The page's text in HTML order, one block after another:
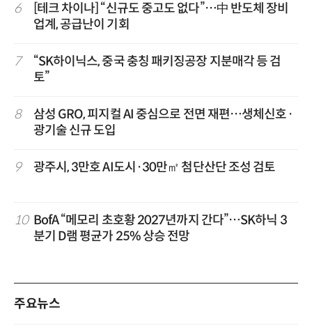
6
[테크 차이나] “신규도 중고도 없다”…中 반도체 장비
업계, 공급난이 기회
7
“SK하이닉스, 중국 충칭 패키징공장 지분매각 등 검
토”
8
삼성 GRO, 피지컬 AI 중심으로 전면 재편…생체신호·
광기술 신규 도입
9 광주시, 3만호 AI도시·30만㎡ 첨단산단 조성 검토
10 BofA “메모리 초호황 2027년까지 간다”…SK하닉 3
분기 D램 평균가 25% 상승 전망
주요뉴스